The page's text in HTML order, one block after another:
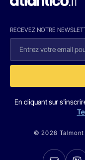
RECEVEZ NOTRE
En cliquant sur
© 2026